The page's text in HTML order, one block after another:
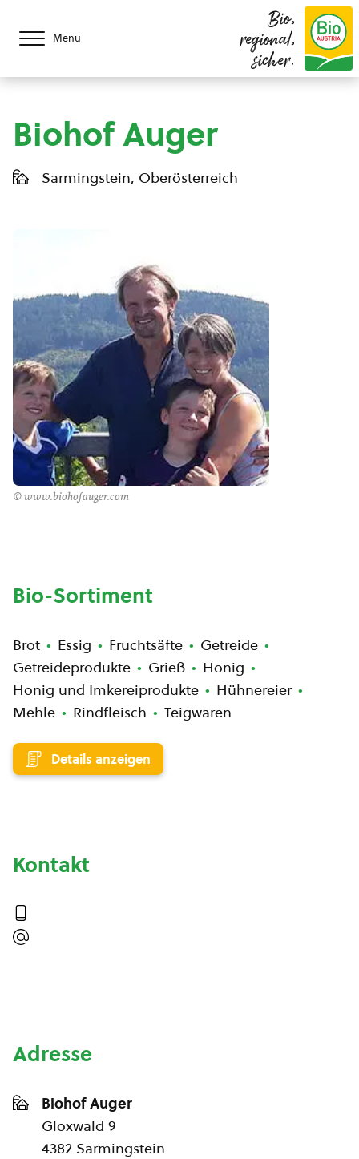
Menü
Bio,
regional,
sicher.
Biohof Auger
Sarmingstein, Oberösterreich
© www.biohofauger.com
Bio-Sortiment
Brot Essig Fruchtsäfte
Getreide
Getreideprodukte
Grieß
Honig
Honig und Imkereiprodukte
Hühnereier
Mehle
Rindfleisch Teigwaren
Details anzeigen
Kontakt
Adresse
Biohof Auger
Gloxwald 9
4382 Sarmingstein